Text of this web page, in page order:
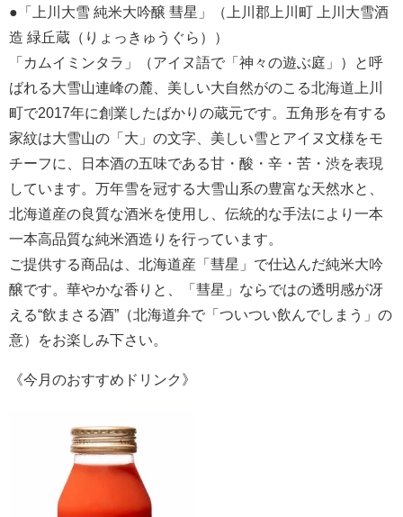
●「上川大雪 純米大吟醸 彗星」（上川郡上川町 上川大雪酒
造 緑丘蔵（りょっきゅうぐら））
「カムイミンタラ」（アイヌ語で「神々の遊ぶ庭」）と呼
ばれる大雪山連峰の麓、美しい大自然がのこる北海道上川
町で2017年に創業したばかりの蔵元です。五角形を有する
家紋は大雪山の「大」の文字、美しい雪とアイヌ文様をモ
チーフに、日本酒の五味である甘・酸・辛・苦・渋を表現
しています。万年雪を冠する大雪山系の豊富な天然水と、
北海道産の良質な酒米を使用し、伝統的な手法により一本
一本高品質な純米酒造りを行っています。
ご提供する商品は、北海道産「彗星」で仕込んだ純米大吟
醸です。華やかな香りと、「彗星」ならではの透明感が冴
える“飲まさる酒”（北海道弁で「ついつい飲んでしまう」の
意）をお楽しみ下さい。
《今月のおすすめドリンク》